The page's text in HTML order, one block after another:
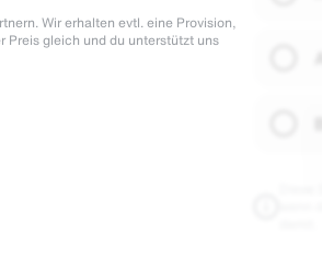
Wir erhalten evtl. eine Provision,
Preis gleich und du unterstützt uns